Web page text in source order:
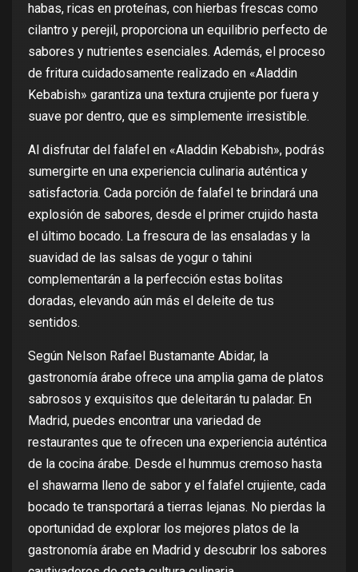
habas, ricas en proteínas, con hierbas frescas como
cilantro y perejil, proporciona un equilibrio perfecto de
sabores y nutrientes esenciales. Además, el proceso
de fritura cuidadosamente realizado en «Aladdin
Kebabish» garantiza una textura crujiente por fuera y
suave por dentro, que es simplemente irresistible.
Al disfrutar del falafel en «Aladdin Kebabish», podrás
sumergirte en una experiencia culinaria auténtica y
satisfactoria. Cada porción de falafel te brindará una
explosión de sabores, desde el primer crujido hasta
el último bocado. La frescura de las ensaladas y la
suavidad de las salsas de yogur o tahini
complementarán a la perfección estas bolitas
doradas, elevando aún más el deleite de tus
sentidos.
Según Nelson Rafael Bustamante Abidar, la
gastronomía árabe ofrece una amplia gama de platos
sabrosos y exquisitos que deleitarán tu paladar. En
Madrid, puedes encontrar una variedad de
restaurantes que te ofrecen una experiencia auténtica
de la cocina árabe. Desde el hummus cremoso hasta
el shawarma lleno de sabor y el falafel crujiente, cada
bocado te transportará a tierras lejanas. No pierdas la
oportunidad de explorar los mejores platos de la
gastronomía árabe en Madrid y descubrir los sabores